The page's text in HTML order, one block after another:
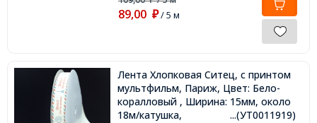
89,00 ₽/ 5 м
Лента Хлопковая Ситец, с принтом
мультфильм, Париж, Цвет: Бело-
коралловый , Ширина: 15мм, около
18м/катушка,
...(УТ0011919)